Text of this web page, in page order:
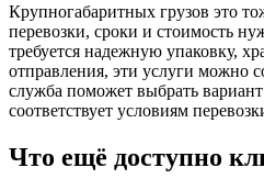
Крупногабаритных грузов это
перевозки, сроки и стоимость
требуется надежную упаковку,
отправления, эти услуги можно
служба поможет выбрать
соответствует условиям
Что ещё доступно